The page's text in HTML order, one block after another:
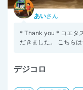
あいさん
* Thank you * コエタ
だきました。 こちら
デジコロ